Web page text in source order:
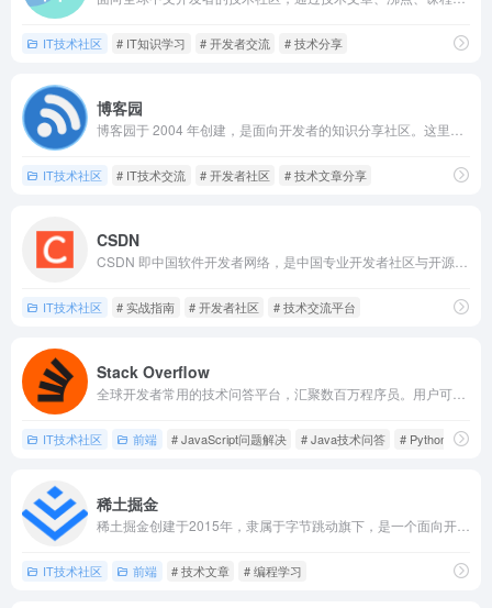
IT技术社区 # IT知识学习 # 开发者交流 # 技术分享
博客园
IT技术社区 # IT技术交流 # 开发者社区 # 技术文章分享
CSDN
IT技术社区 # 实战指南 # 开发者社区 # 技术交流平台
Stack Overflow
IT技术社区 前端 # JavaScript问题解决 # Java技术问答 # Python编程帮
稀土掘金
IT技术社区 前端 # 技术文章 # 编程学习